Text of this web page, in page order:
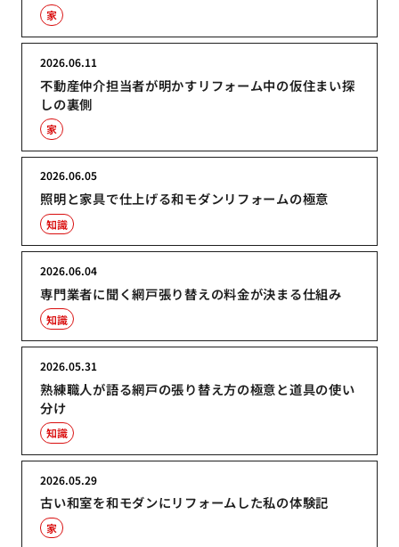
家
不動産仲介担当者が明かすリフォーム中の仮住まい探
しの裏側
2026.06.11
家
照明と家具で仕上げる和モダンリフォームの極意
2026.06.05
知識
専門業者に聞く網戸張り替えの料金が決まる仕組み
2026.06.04
知識
熟練職人が語る網戸の張り替え方の極意と道具の使い
分け
2026.05.31
知識
古い和室を和モダンにリフォームした私の体験記
2026.05.29
家